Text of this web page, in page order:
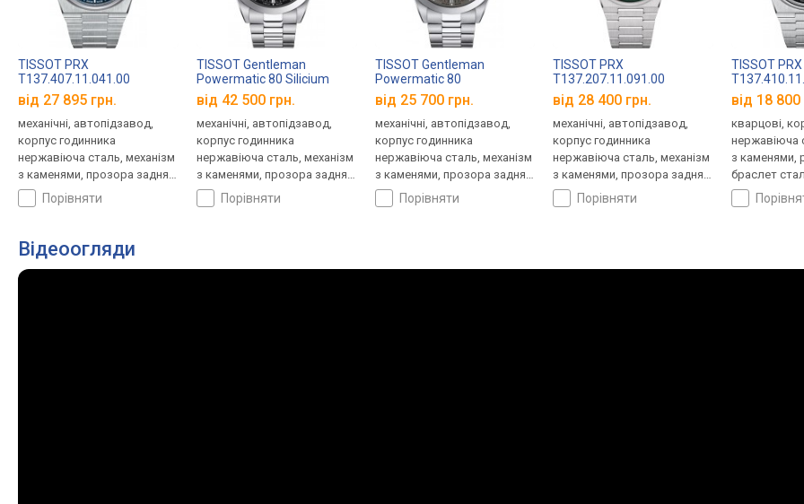
TISSOT PRX
T137.407.11.041.00
від 27 895 грн.
механічні, автопідзавод,
корпус годинника
нержавіюча сталь, механізм
з каменями, прозора задня
кришка, ремінець: браслет
сталь, WR 100, Швейцарія
порівняти
TISSOT Gentleman
Powermatic 80 Silicium
T127.407.11.051.00
від 42 500 грн.
механічні, автопідзавод,
корпус годинника
нержавіюча сталь, механізм
з каменями, прозора задня
кришка, ремінець: браслет
сталь, WR 100, Швейцарія
порівняти
TISSOT Gentleman
Powermatic 80
T127.407.11.081.00
від 25 700 грн.
механічні, автопідзавод,
корпус годинника
нержавіюча сталь, механізм
з каменями, прозора задня
кришка, ремінець: браслет
сталь, WR 100, Швейцарія
порівняти
TISSOT PRX
T137.207.11.091.00
від 28 400 грн.
механічні, автопідзавод,
корпус годинника
нержавіюча сталь, механізм
з каменями, прозора задня
кришка, ремінець: браслет
сталь, WR 100, Швейцарія
порівняти
TISSOT PRX
від 18 800
кварцові,
нержавіюча
з каменями,
браслет
Швейцарія
Відеоогляди